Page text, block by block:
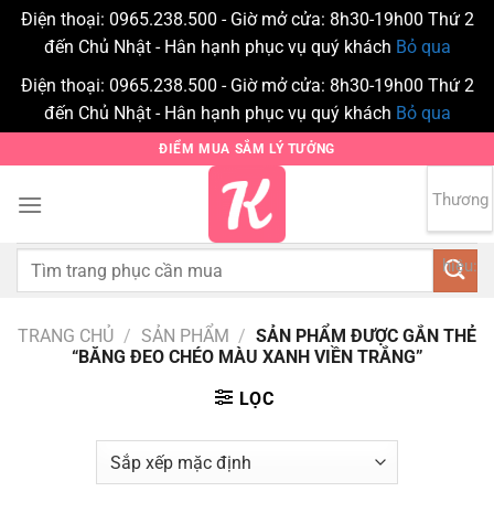
Điện thoại: 0965.238.500 - Giờ mở cửa: 8h30-19h00 Thứ 2
đến Chủ Nhật - Hân hạnh phục vụ quý khách Bỏ qua
Điện thoại: 0965.238.500 - Giờ mở cửa: 8h30-19h00 Thứ 2
đến Chủ Nhật - Hân hạnh phục vụ quý khách Bỏ qua
qua
nội
ĐIỂM MUA SẮM LÝ TƯỞNG
0
Tìm
TRANG CHỦ / SẢN PHẨM / SẢN PHẨM ĐƯỢC GẮN THẺ
“BĂNG ĐEO CHÉO MÀU XANH VIỀN TRẮNG”
LỌC
Thương
hiệu: